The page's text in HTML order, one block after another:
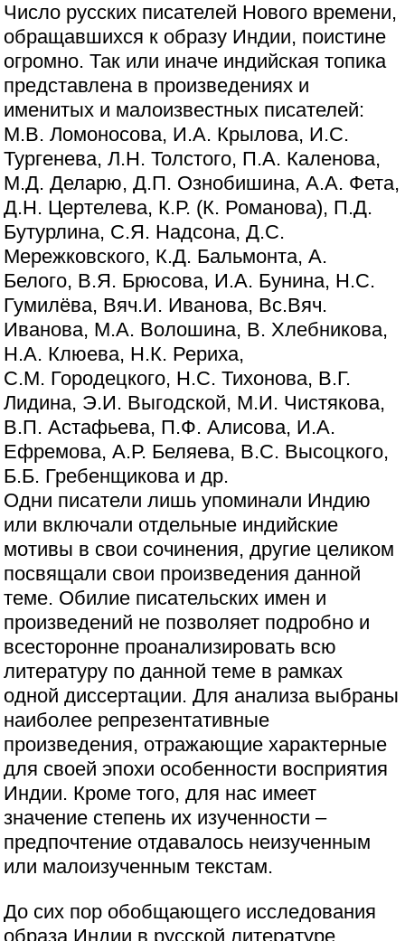
Число русских писателей Нового времени,
обращавшихся к образу Индии, поистине
огромно. Так или иначе индийская топика
представлена в произведениях и
именитых и малоизвестных писателей:
М.В. Ломоносова, И.А. Крылова, И.С.
Тургенева, Л.Н. Толстого, П.А. Каленова,
М.Д. Деларю, Д.П. Ознобишина, А.А. Фета,
Д.Н. Цертелева, К.Р. (К. Романова), П.Д.
Бутурлина, С.Я. Надсона, Д.С.
Мережковского, К.Д. Бальмонта, А.
Белого, В.Я. Брюсова, И.А. Бунина, Н.С.
Гумилёва, Вяч.И. Иванова, Вс.Вяч.
Иванова, М.А. Волошина, В. Хлебникова,
Н.А. Клюева, Н.К. Рериха,
С.М. Городецкого, Н.С. Тихонова, В.Г.
Лидина, Э.И. Выгодской, М.И. Чистякова,
В.П. Астафьева, П.Ф. Алисова, И.А.
Ефремова, А.Р. Беляева, В.С. Высоцкого,
Б.Б. Гребенщикова и др.
Одни писатели лишь упоминали Индию
или включали отдельные индийские
мотивы в свои сочинения, другие целиком
посвящали свои произведения данной
теме. Обилие писательских имен и
произведений не позволяет подробно и
всесторонне проанализировать всю
литературу по данной теме в рамках
одной диссертации. Для анализа выбраны
наиболее репрезентативные
произведения, отражающие характерные
для своей эпохи особенности восприятия
Индии. Кроме того, для нас имеет
значение степень их изученности –
предпочтение отдавалось неизученным
или малоизученным текстам.
До сих пор обобщающего исследования
образа Индии в русской литературе